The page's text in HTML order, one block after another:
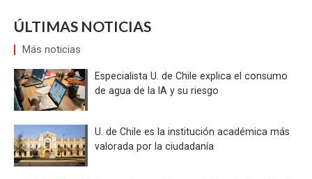
ÚLTIMAS NOTICIAS
Más noticias
Especialista U. de Chile explica el consumo
de agua de la IA y su riesgo
U. de Chile es la institución académica más
valorada por la ciudadanía